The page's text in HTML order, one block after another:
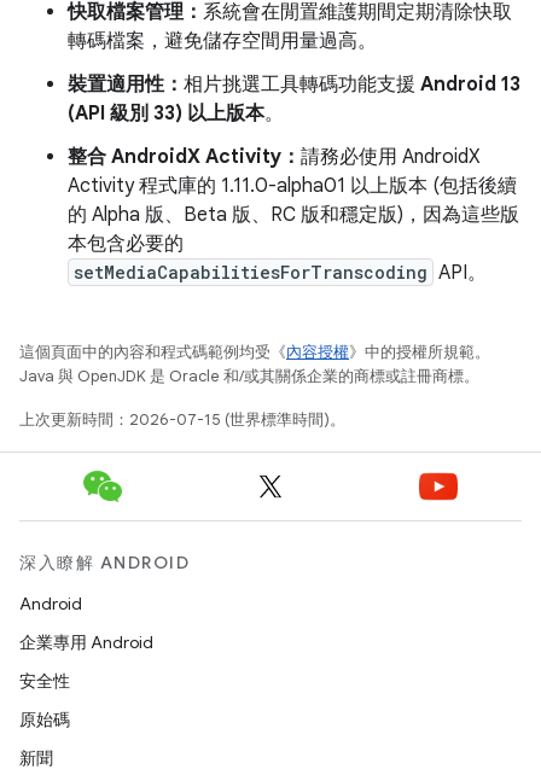
快取檔案管理： 系統會在閒置維護期間定期清除快取
轉碼檔案，避免儲存空間用量過高。
裝置適用性： 相片挑選工具轉碼功能支援 Android 13
(API 級別 33) 以上版本。
整合 AndroidX Activity： 請務必使用 AndroidX
Activity 程式庫的 1.11.0-alpha01 以上版本 (包括後續
的 Alpha 版、Beta 版、RC 版和穩定版)，因為這些版
本包含必要的
setMediaCapabilitiesForTranscoding API。
這個頁面中的內容和程式碼範例均受《內容授權》中的授權所規範。
Java 與 OpenJDK 是 Oracle 和/或其關係企業的商標或註冊商標。
上次更新時間：2026-07-15 (世界標準時間)。
深入瞭解 ANDROID
Android
企業專用 Android
安全性
原始碼
新聞